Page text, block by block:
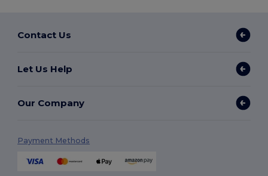
Contact Us
Let Us Help
Our Company
Payment Methods